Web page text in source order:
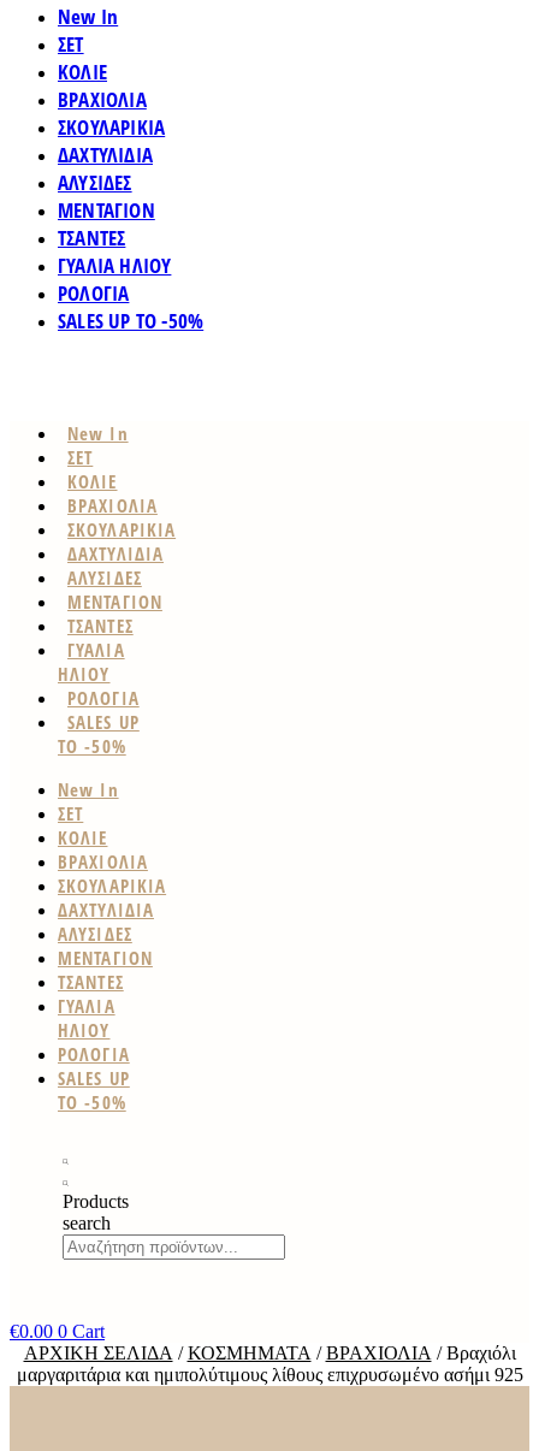
New In
ΣΕΤ
ΚΟΛΙΕ
ΒΡΑΧΙΟΛΙΑ
ΣΚΟΥΛΑΡΙΚΙΑ
ΔΑΧΤΥΛΙΔΙΑ
ΑΛΥΣΙΔΕΣ
ΜΕΝΤΑΓΙΟΝ
ΤΣΑΝΤΕΣ
ΓΥΑΛΙΑ ΗΛΙΟΥ
ΡΟΛΟΓΙΑ
SALES UP TO -50%
New In
ΣΕΤ
ΚΟΛΙΕ
ΒΡΑΧΙΟΛΙΑ
ΣΚΟΥΛΑΡΙΚΙΑ
ΔΑΧΤΥΛΙΔΙΑ
ΑΛΥΣΙΔΕΣ
ΜΕΝΤΑΓΙΟΝ
ΤΣΑΝΤΕΣ
ΓΥΑΛΙΑ
ΗΛΙΟΥ
ΡΟΛΟΓΙΑ
SALES UP
TO -50%
New In
ΣΕΤ
ΚΟΛΙΕ
ΒΡΑΧΙΟΛΙΑ
ΣΚΟΥΛΑΡΙΚΙΑ
ΔΑΧΤΥΛΙΔΙΑ
ΑΛΥΣΙΔΕΣ
ΜΕΝΤΑΓΙΟΝ
ΤΣΑΝΤΕΣ
ΓΥΑΛΙΑ
ΗΛΙΟΥ
ΡΟΛΟΓΙΑ
SALES UP
TO -50%
Products
search
€0.00 0 Cart
ΑΡΧΙΚΉ ΣΕΛΊΔΑ /ΚΟΣΜΉΜΑΤΑ /ΒΡΑΧΙΌΛΙΑ / Βραχιόλι
μαργαριτάρια και ημιπολύτιμους λίθους επιχρυσωμένο ασήμι 925